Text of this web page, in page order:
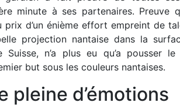
minute à ses partenaires. Preuve
prix d’un énième effort empreint de
projection nantaise dans la
Suisse, n’a plus eu qu’a pousser
but sous les couleurs nantaises.
pleine d’émotions